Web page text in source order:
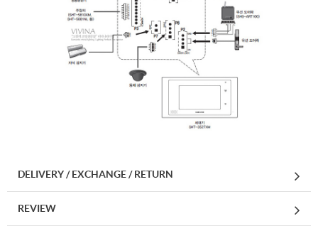
이코 라이프 하
DELIVERY / EXCHANGE / RETURN
REVIEW